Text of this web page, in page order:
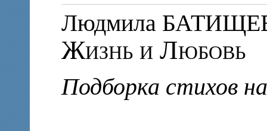
Людмила
Жизнь и Любовь
Подборка стихов